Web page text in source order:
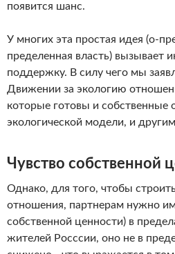
появится шанс.
У многих эта простая идея (о-
пределенная власть) вызывает
поддержку. В силу чего мы
Движении за экологию
которые готовы и собственные
экологической модели, и
Чувство собственной
Однако, для того, чтобы
отношения, партнерам нужно
собственной ценности) в
жителей Росссии, оно не в